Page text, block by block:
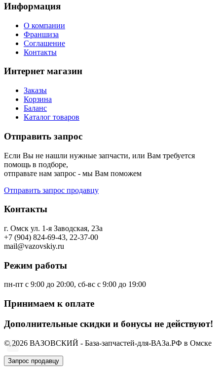
Информация
О компании
Франшиза
Соглашение
Контакты
Интернет магазин
Заказы
Корзина
Баланс
Каталог товаров
Отправить запрос
Если Вы не нашли нужные запчасти, или Вам требуется
помощь в подборе,
отправьте нам запрос - мы Вам поможем
Отправить запрос продавцу
Контакты
г. Омск ул. 1-я Заводская, 23а
+7 (904) 824-69-43, 22-37-00
mail@vazovskiy.ru
Режим работы
пн-пт с 9:00 до 20:00, сб-вс с 9:00 до 19:00
Принимаем к оплате
Дополнительные скидки и бонусы не действуют!
© 2026 ВАЗОВСКИЙ - База-запчастей-для-ВАЗа.РФ в Омске
Запрос продавцу